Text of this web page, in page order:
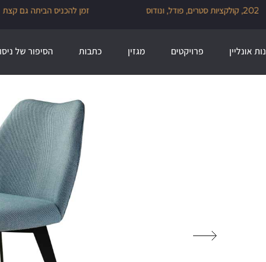
זמן להכניס הביתה גם קצת עיצוב מהעולם, 30% הנחה על מגוון מותגי הייבוא
אונליין פרויקטים מגזין כתבות הסיפור של ניסו